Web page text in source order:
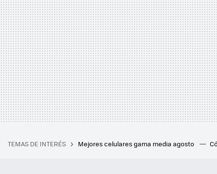
TEMAS DE INTERÉS Mejores celulares gama media agosto